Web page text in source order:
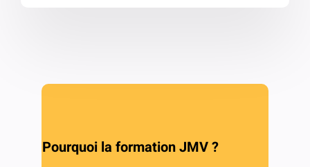
Pourquoi la formation JMV ?